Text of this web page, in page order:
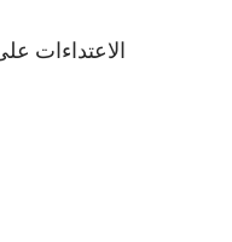
الاعتداءات